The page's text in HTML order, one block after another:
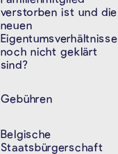
verstorben ist und die
neuen
Eigentumsverhältnisse
noch nicht geklärt
sind?
Gebühren
Belgische
Staatsbürgerschaft